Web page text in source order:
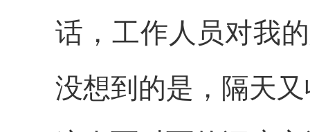
话，工作人员对我
没想到的是，隔天